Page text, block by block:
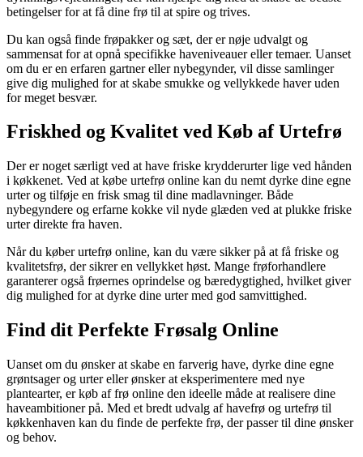
betingelser for at få dine frø til at spire og trives.
Du kan også finde frøpakker og sæt, der er nøje udvalgt og
sammensat for at opnå specifikke haveniveauer eller temaer. Uanset
om du er en erfaren gartner eller nybegynder, vil disse samlinger
give dig mulighed for at skabe smukke og vellykkede haver uden
for meget besvær.
Friskhed og Kvalitet ved Køb af Urtefrø
Der er noget særligt ved at have friske krydderurter lige ved hånden
i køkkenet. Ved at købe urtefrø online kan du nemt dyrke dine egne
urter og tilføje en frisk smag til dine madlavninger. Både
nybegyndere og erfarne kokke vil nyde glæden ved at plukke friske
urter direkte fra haven.
Når du køber urtefrø online, kan du være sikker på at få friske og
kvalitetsfrø, der sikrer en vellykket høst. Mange frøforhandlere
garanterer også frøernes oprindelse og bæredygtighed, hvilket giver
dig mulighed for at dyrke dine urter med god samvittighed.
Find dit Perfekte Frøsalg Online
Uanset om du ønsker at skabe en farverig have, dyrke dine egne
grøntsager og urter eller ønsker at eksperimentere med nye
plantearter, er køb af frø online den ideelle måde at realisere dine
haveambitioner på. Med et bredt udvalg af havefrø og urtefrø til
køkkenhaven kan du finde de perfekte frø, der passer til dine ønsker
og behov.